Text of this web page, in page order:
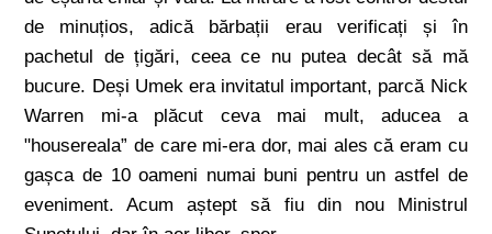
de minuțios, adică bărbații erau verificați și în
pachetul de țigări, ceea ce nu putea decât să mă
bucure. Deși Umek era invitatul important, parcă Nick
Warren mi-a plăcut ceva mai mult, aducea a
"housereala” de care mi-era dor, mai ales că eram cu
gașca de 10 oameni numai buni pentru un astfel de
eveniment. Acum aștept să fiu din nou Ministrul